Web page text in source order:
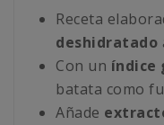
Receta
deshidratado
Con un índice
batata como
Añade